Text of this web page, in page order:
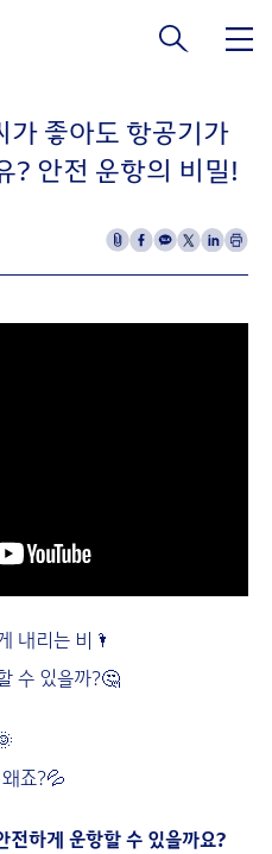
좋아도 항공기가
? 안전 운항의 비밀!
내리는 비🌂
수 있을까?🤔
죠?💦
전하게 운항할 수 있을까요?